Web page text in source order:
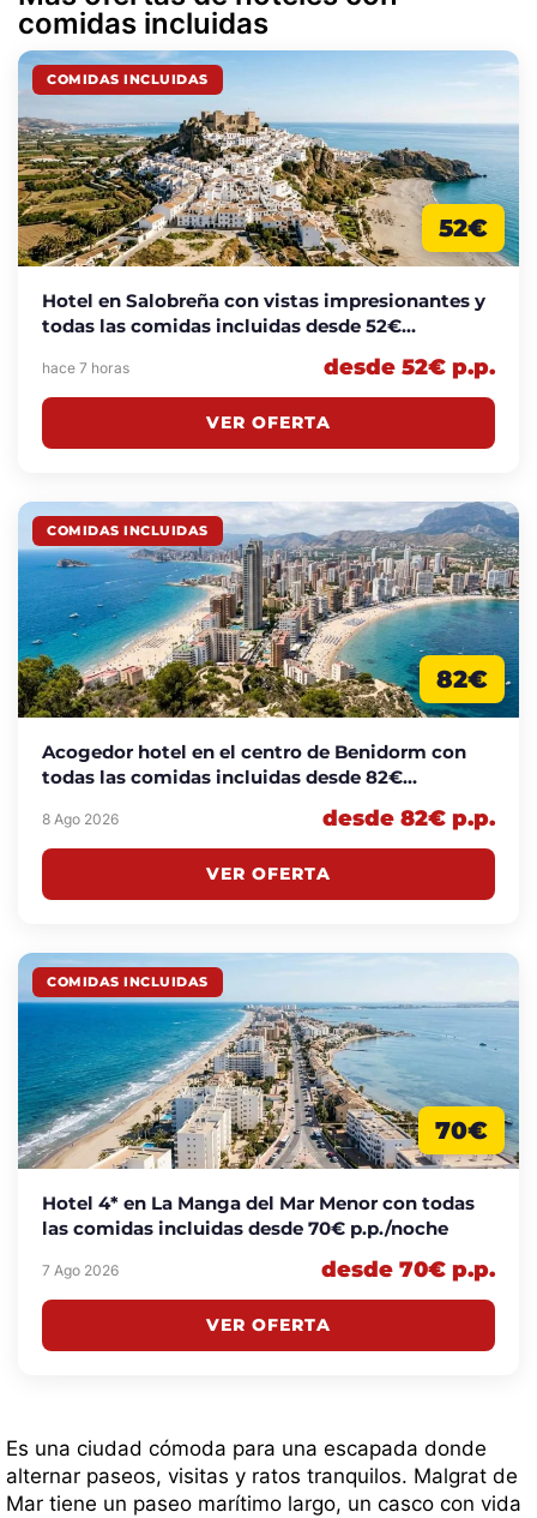
comidas incluidas
COMIDAS INCLUIDAS
52€
Hotel en Salobreña con vistas impresionantes y
todas las comidas incluidas desde 52€
hace 7 horas desde 52€ p.p.
VER OFERTA
COMIDAS INCLUIDAS
82€
Acogedor hotel en el centro de Benidorm con
todas las comidas incluidas desde 82€
8 Ago 2026 desde 82€ p.p.
VER OFERTA
COMIDAS INCLUIDAS
70€
Hotel 4* en La Manga del Mar Menor con todas
las comidas incluidas desde 70€ p.p./noche
7 Ago 2026 desde 70€ p.p.
VER OFERTA
Es una ciudad cómoda para una escapada donde
alternar paseos, visitas y ratos tranquilos. Malgrat de
Mar tiene un paseo marítimo largo, un casco con vida